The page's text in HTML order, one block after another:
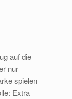
auf die
nur
spielen
Extra